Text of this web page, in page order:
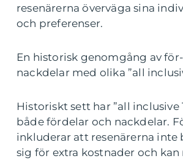
resenärerna överväga sina
och preferenser.
En historisk genomgång av
nackdelar med olika ”all
Historiskt sett har ”all inclusive
både fördelar och nackdelar.
inkluderar att resenärerna inte
sig för extra kostnader och kan